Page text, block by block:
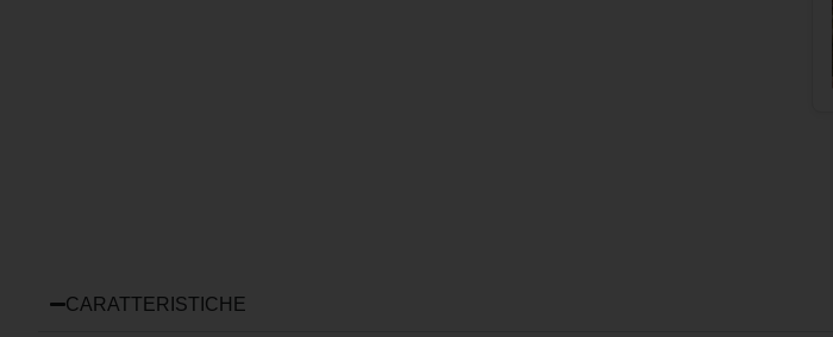
CARATTERISTICHE